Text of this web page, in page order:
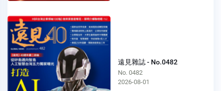
遠見雜誌 - No.0482
No. 0482
2026-08-01